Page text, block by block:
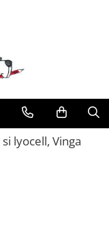
lyocell, Vinga